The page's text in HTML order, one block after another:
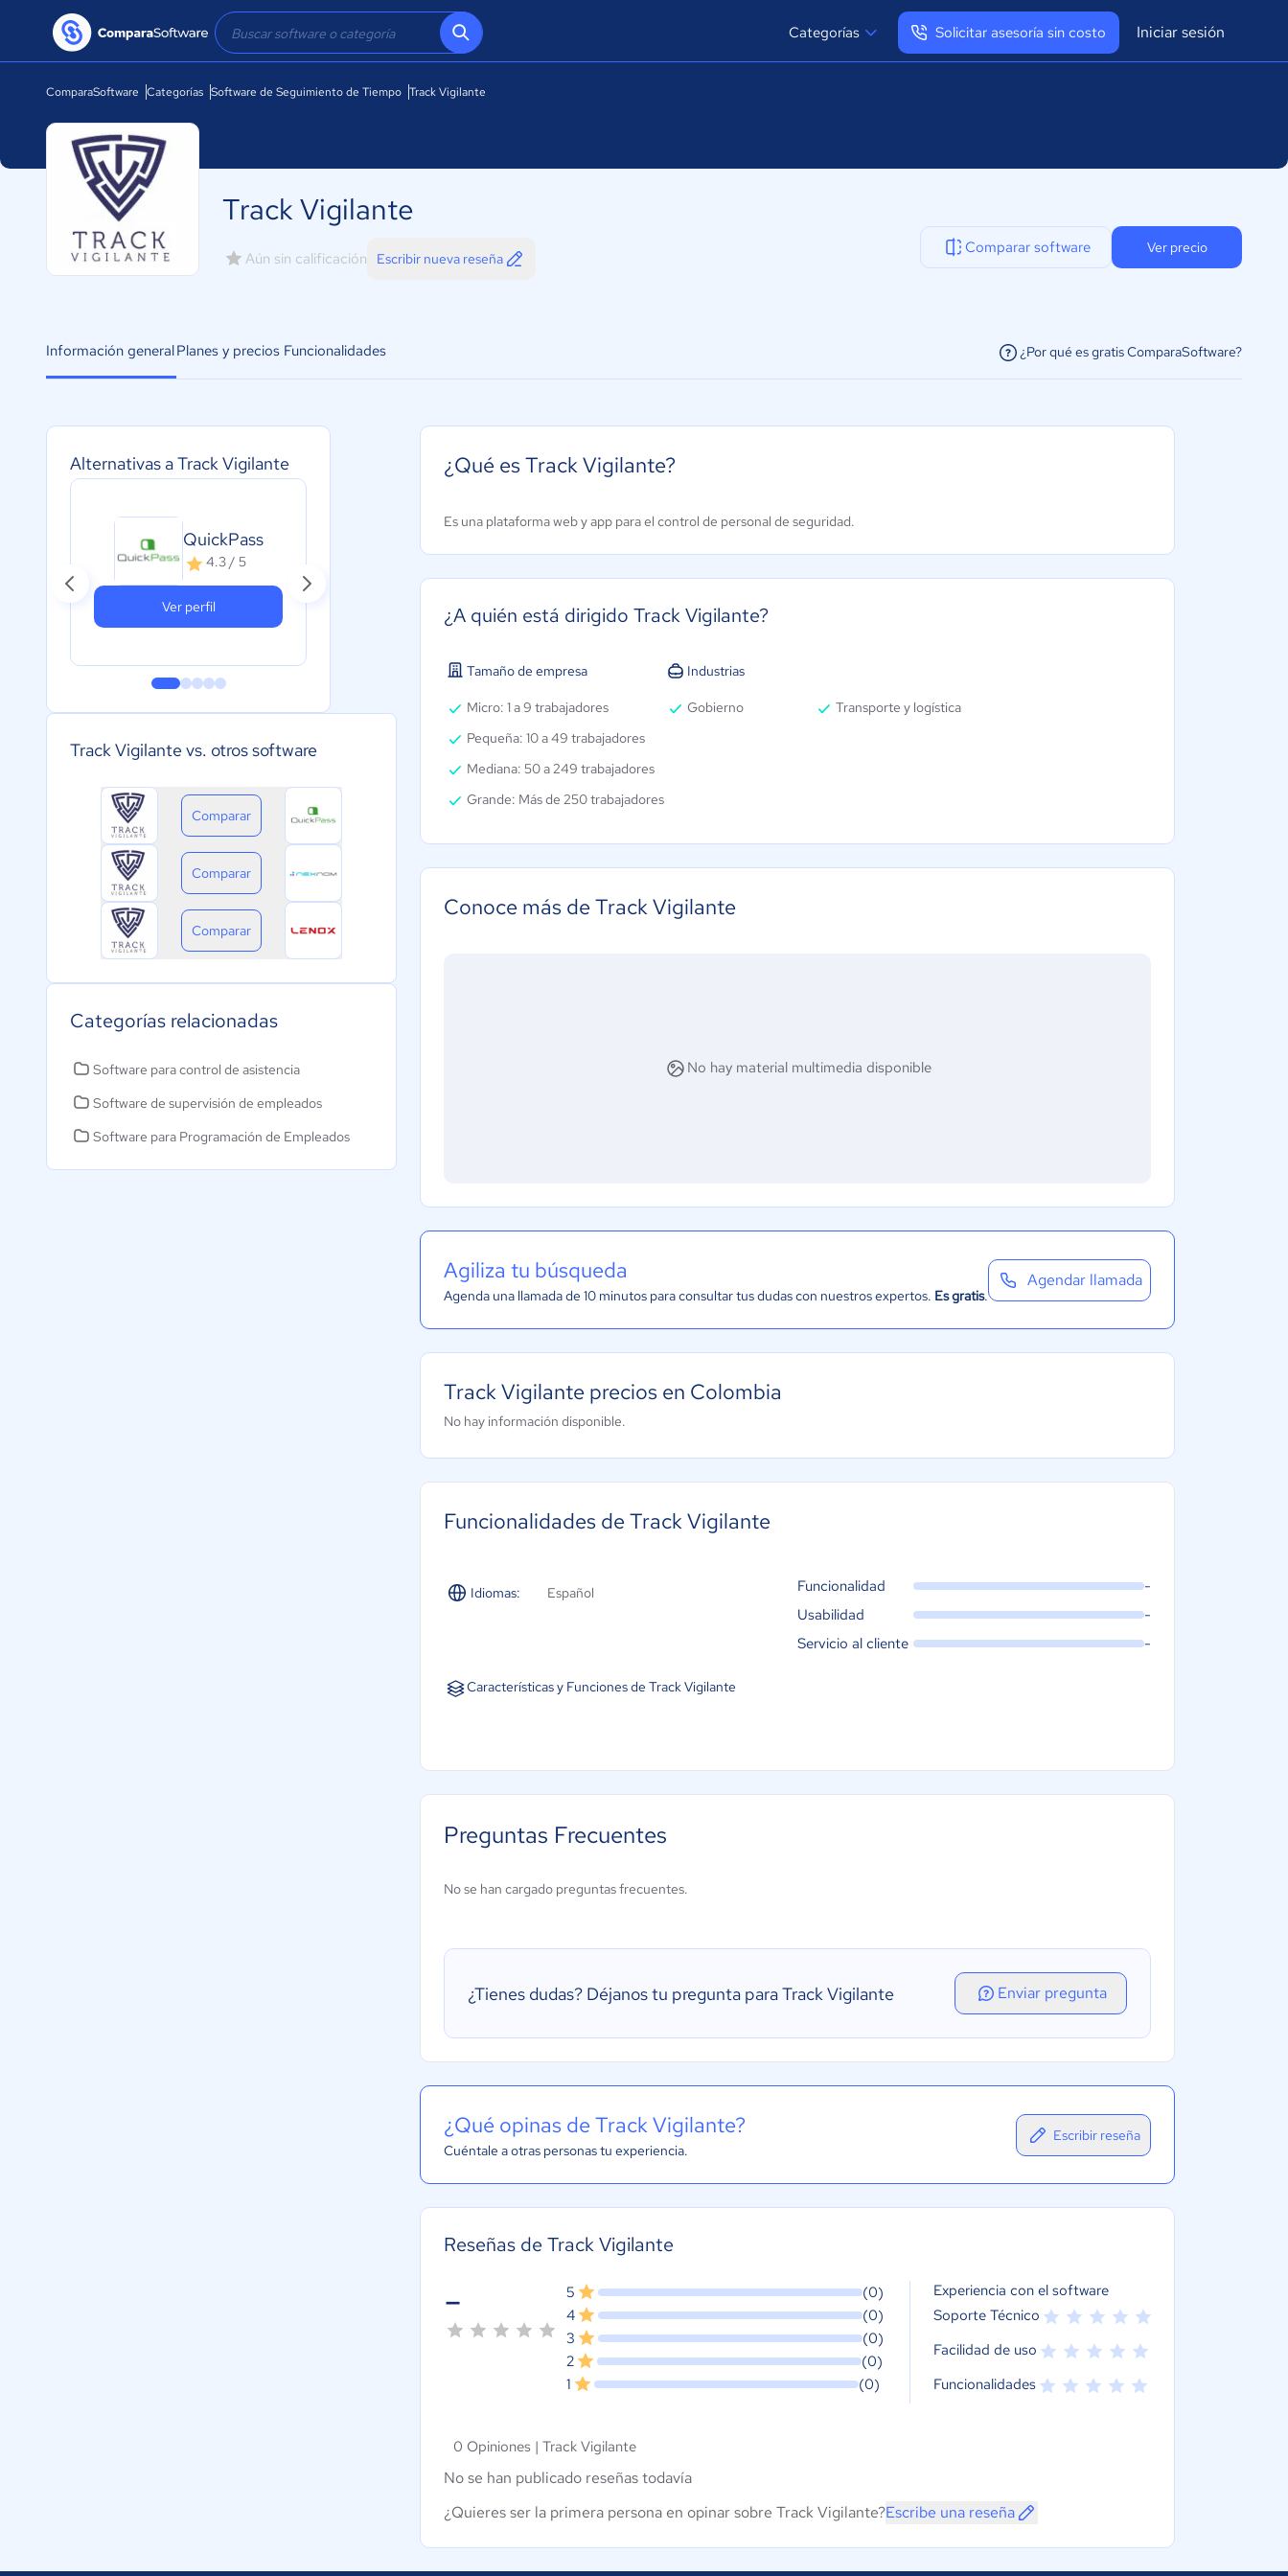
Categorías Solicitar asesoría sin costo Iniciar sesión
ComparaSoftware Categorías Software de Seguimiento de Tiempo Track Vigilante
Track Vigilante
Aún sin calificación Escribir nueva reseña
Comparar software Ver precio
Información generalPlanes y precios Funcionalidades ¿Por qué es gratis ComparaSoftware?
Alternativas a Track Vigilante
QuickPass
4.3 / 5
Ver perfil
NEXNOM
Aún sin
Lenox HR
Aún sin
Aún sin
Aún sin
Track Vigilante vs. otros software
Comparar
Comparar
Comparar
Categorías relacionadas
Software para control de asistencia
Software de supervisión de empleados
Software para Programación de Empleados
¿Qué es Track Vigilante?
Es una plataforma web y app para el control de personal de seguridad.
¿A quién está dirigido Track Vigilante?
Tamaño de empresa
Micro: 1 a 9 trabajadores
Pequeña: 10 a 49 trabajadores
Mediana: 50 a 249 trabajadores
Grande: Más de 250 trabajadores
Industrias
Gobierno Transporte y logística
Conoce más de Track Vigilante
No hay material multimedia disponible
Agiliza tu búsqueda
Agenda una llamada de 10 minutos para consultar tus dudas con nuestros expertos. Es gratis.
Agendar llamada
Track Vigilante precios en Colombia
No hay información disponible.
Funcionalidades de Track Vigilante
Idiomas: Español Funcionalidad
-
Usabilidad
-
Servicio al cliente
-
Características y Funciones de Track Vigilante
Preguntas Frecuentes
No se han cargado preguntas frecuentes.
¿Tienes dudas? Déjanos tu pregunta para Track Vigilante Enviar pregunta
¿Qué opinas de Track Vigilante?
Cuéntale a otras personas tu experiencia.
Escribir reseña
Reseñas de Track Vigilante
- 5
(0)
4
(0)
3
(0)
2
(0)
1
(0)
Experiencia con el software
Soporte Técnico
Facilidad de uso
Funcionalidades
0 Opiniones | Track Vigilante
No se han publicado reseñas todavía
¿Quieres ser la primera persona en opinar sobre Track Vigilante?Escribe una reseña